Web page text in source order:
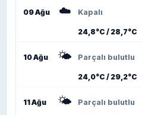
09 Ağu ☁️ Kapalı
24,8°C / 28,7°C
10 Ağu 🌤️ Parçalı bulutlu
24,0°C / 29,2°C
11 Ağu 🌤️ Parçalı bulutlu